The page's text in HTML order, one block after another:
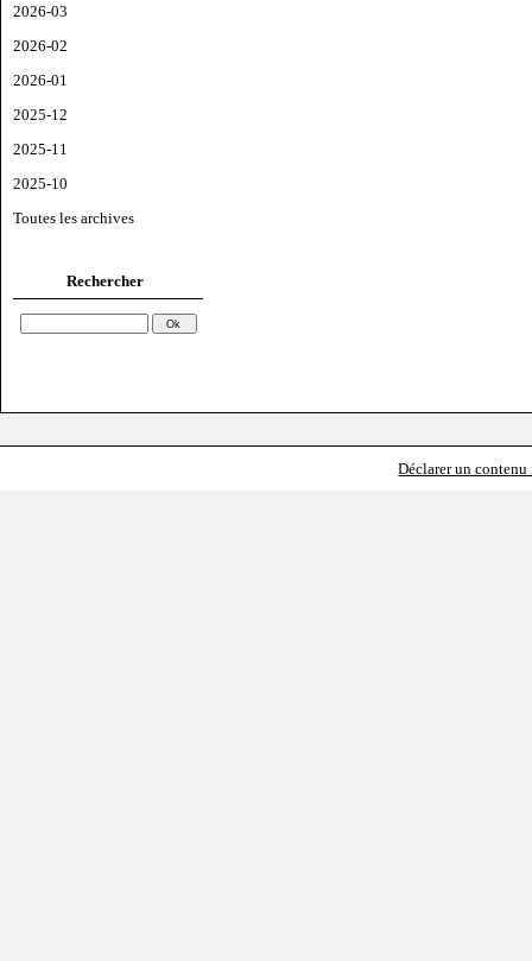
2026-03
2026-02
2026-01
2025-12
2025-11
2025-10
Toutes les archives
Rechercher
Déclarer un